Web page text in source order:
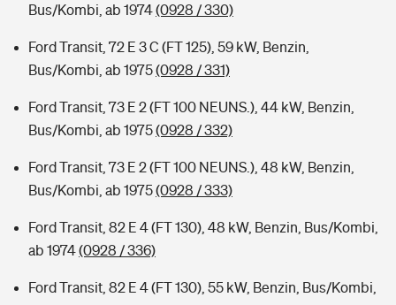
Bus/Kombi, ab 1974(0928 / 330)
Ford Transit, 72 E 3 C (FT 125), 59 kW, Benzin,
Bus/Kombi, ab 1975(0928 / 331)
Ford Transit, 73 E 2 (FT 100 NEUNS.), 44 kW, Benzin,
Bus/Kombi, ab 1975(0928 / 332)
Ford Transit, 73 E 2 (FT 100 NEUNS.), 48 kW, Benzin,
Bus/Kombi, ab 1975(0928 / 333)
Ford Transit, 82 E 4 (FT 130), 48 kW, Benzin, Bus/Kombi,
ab 1974(0928 / 336)
Ford Transit, 82 E 4 (FT 130), 55 kW, Benzin, Bus/Kombi,